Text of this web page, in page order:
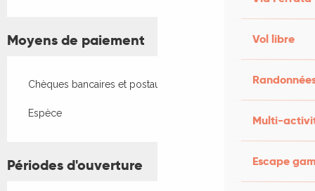
Vol libre
Multi-
Escape
Moyens de paiement
Chèques bancaires et postaux
Espèce
Périodes d'ouverture